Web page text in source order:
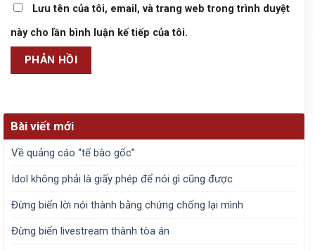
Lưu tên của tôi, email, và trang web trong trình duyệt
này cho lần bình luận kế tiếp của tôi.
Bài viết mới
Về quảng cáo “tế bào gốc”
Idol không phải là giấy phép để nói gì cũng được
Đừng biến lời nói thành bằng chứng chống lại mình
Đừng biến livestream thành tòa án